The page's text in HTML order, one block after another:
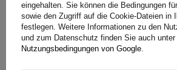
5
4
eingehalten. Sie können die Bedingungen
sowie den Zugriff auf die Cookie-Dateien in
festlegen. Weitere Informationen zu den
und zum Datenschutz finden Sie auch unter
Nutzungsbedingungen von Google.